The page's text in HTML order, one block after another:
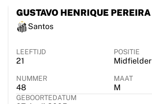
Andere sporten
Wielrennen
Team Visma | Lease a bike
Netcompany INEOS
EF Education
Team Jayco AlUla
Bekijk alles over wielrennen
Rugby
GUSTAVO HENRIQUE PEREIRA
Santos
LEEFTIJD
21
POSITIE
Midfielder
NUMMER
48
MAAT
M
GEBOORTEDATUM